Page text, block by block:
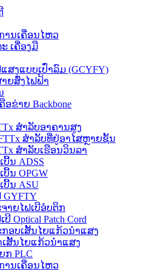
ນເຄື່ອນໄຫວ
ເຄື່ອງມື
ສງແບບເປົ່າລົມ (GCYFY)
ຍສົ່ງໄຟຟ້າ
ຂ່າຍ Backbone
ສຳລັບອາຄານສູງ
ສຳລັບທີ່ຢູ່ອາໄສຫຼາຍຊັ້ນ
ສຳລັບເຮືອນວິນລາ
ນ ADSS
ນ OPGW
ບີ້ນ ASU
າຍໄຟເບີອໍບຕິກ
Optical Patch Cord
ອບເສັ້ນໄຍແກ້ວນຳແສງ
ສັ້ນໄຍແກ້ວນຳແສງ
ກ PLC
ນເຄື່ອນໄຫວ